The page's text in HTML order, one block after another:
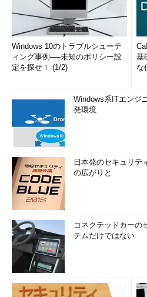
Windows 10のトラブルシューテ
ィング事例──未知のポリシー設
定を探せ！ (1/2)
基
な
Windows系ITエンジ
発環境
日本発のセキュリテ
の広がりと
コネクテッドカーの
テムだけではない